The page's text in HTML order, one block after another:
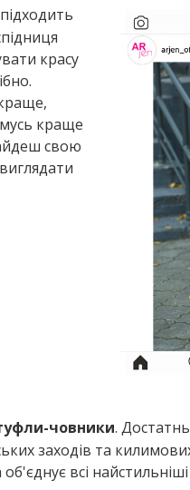
красу
краще
свою
човники.
заходів та
об'єднує всі